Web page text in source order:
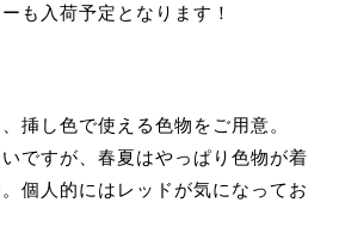
も入荷予定となります！
挿し色で使える色物をご用意。
ですが、春夏はやっぱり色物が着
個人的にはレッドが気になってお